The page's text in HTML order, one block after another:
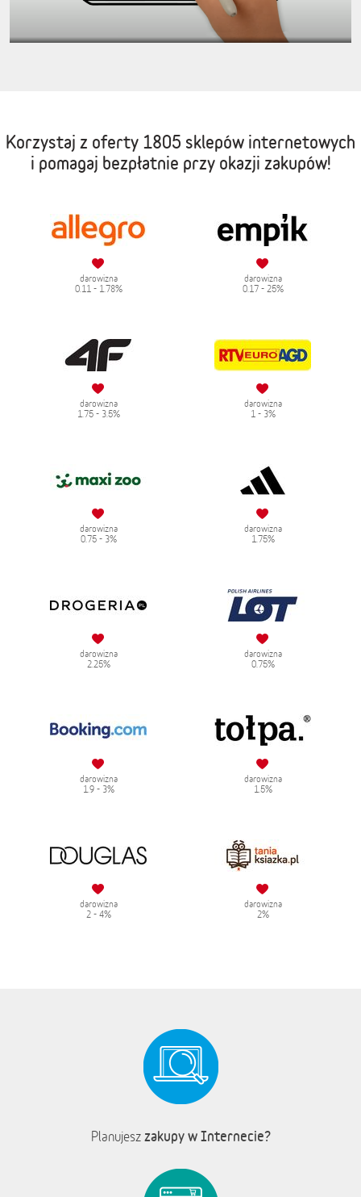
Korzystaj z oferty 1805 sklepów internetowych
i pomagaj bezpłatnie przy okazji zakupów!
darowizna
0.11 - 1.78%
darowizna
0.17 - 25%
darowizna
1.75 - 3.5%
darowizna
1 - 3%
darowizna
0.75 - 3%
darowizna
1.75%
darowizna
2.25%
darowizna
0.75%
darowizna
1.9 - 3%
darowizna
1.5%
darowizna
2 - 4%
darowizna
2%
Planujesz zakupy w Internecie?